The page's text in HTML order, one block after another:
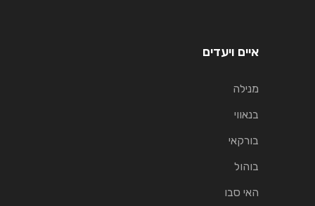
איים ויעדים
מנילה
בנאווי
בורקאי
בוהול
האי סבו